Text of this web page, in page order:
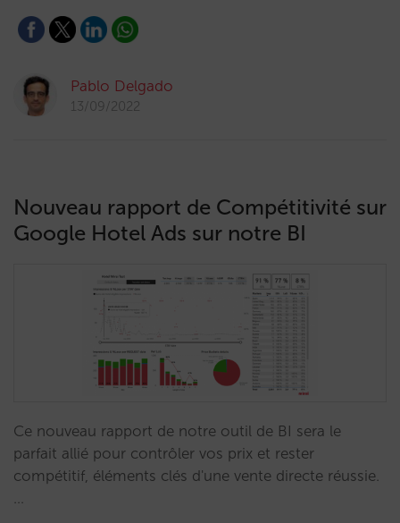
Pablo Delgado
13/09/2022
Nouveau rapport de Compétitivité sur
Google Hotel Ads sur notre BI
Ce nouveau rapport de notre outil de BI sera le
parfait allié pour contrôler vos prix et rester
compétitif, éléments clés d'une vente directe réussie.
…